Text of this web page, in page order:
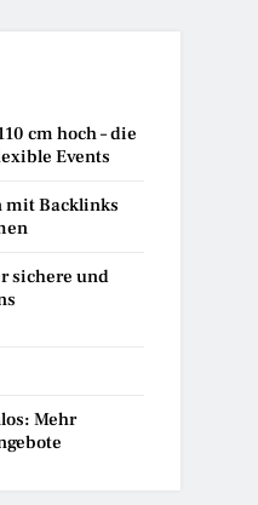
cm hoch – die
Events
mit Backlinks
sichere und
Mehr